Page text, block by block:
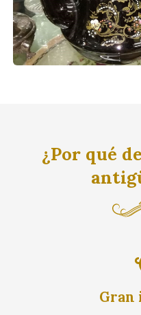
¿Por qué
Gran